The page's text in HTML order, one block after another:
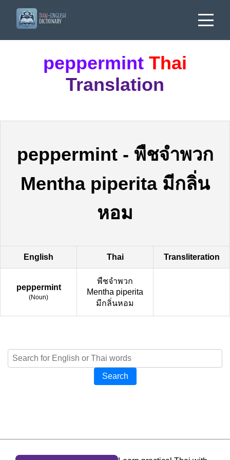
peppermint Thai
Translation
peppermint- พืชจำพวก
Mentha piperita มีกลิ่น
หอม
English Thai Transliteration
peppermint
(Noun)
พืชจำพวก
Mentha piperita
มีกลิ่นหอม
Search